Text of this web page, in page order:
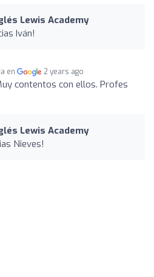
Lewis Academy
Iván!
en 2 years ago
contentos con ellos. Profes
Lewis Academy
Nieves!